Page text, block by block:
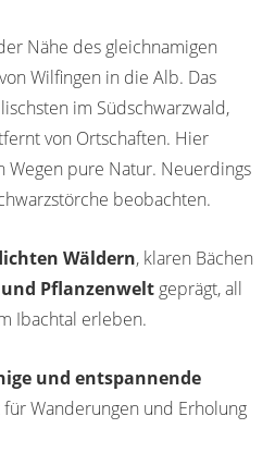
Nähe des gleichnamigen
Wilfingen in die Alb. Das
im Südschwarzwald,
von Ortschaften. Hier
Wegen pure Natur. Neuerdings
beobachten.
Wäldern, klaren Bächen
Pflanzenwelt geprägt, all
Ibachtal erleben.
und entspannende
für Wanderungen und Erholung